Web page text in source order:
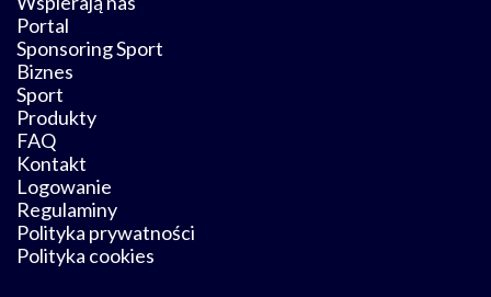
Portal
Sponsoring Sport
Biznes
Sport
Produkty
FAQ
Kontakt
Logowanie
Regulaminy
Polityka prywatności
Polityka cookies